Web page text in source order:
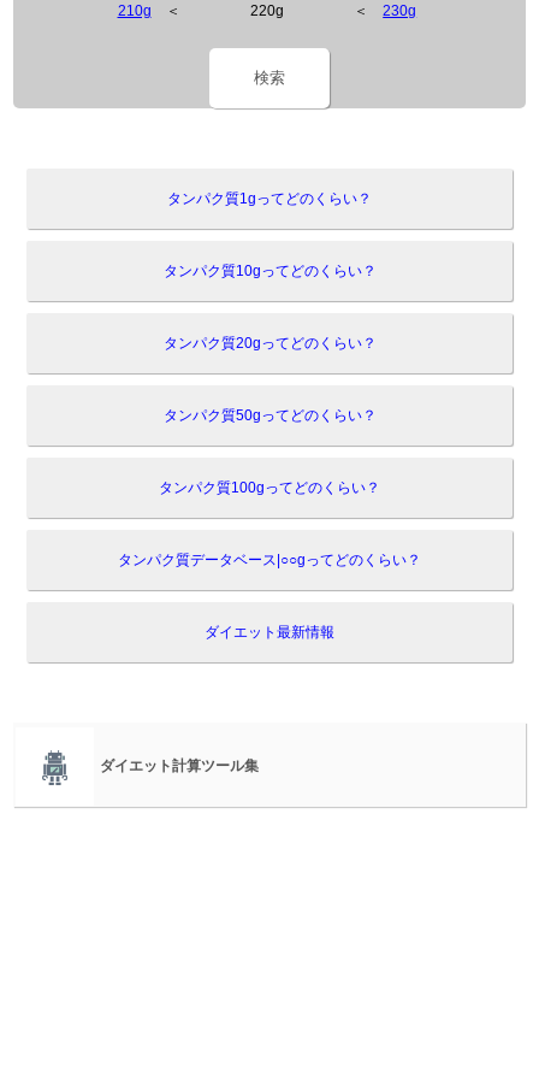
210g ＜ 220g ＜230g
検索
タンパク質1gってどのくらい？
タンパク質10gってどのくらい？
タンパク質20gってどのくらい？
タンパク質50gってどのくらい？
タンパク質100gってどのくらい？
タンパク質データベース|○○gってどのくらい？
ダイエット最新情報
ダイエット計算ツール集